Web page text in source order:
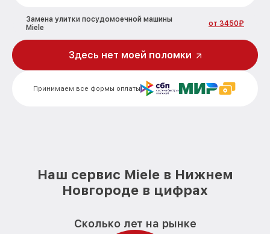
Замена улитки посудомоечной машины
Miele
от 3450₽
Замена сливного шланга
посудомоечной машины Miele
Замена сливного насоса
посудомоечной машины Miele
от 1590₽
Ремонт циркуляционного насоса
посудомоечной машины Miele
посудомоечной машины Miele
Принимаем все формы оплаты
Здесь нет моей поломки
Наш сервис Miele в Нижнем
Новгороде в цифрах
Сколько лет на рынке